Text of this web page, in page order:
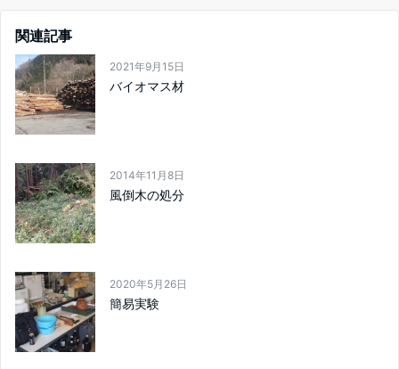
関連記事
2021年9月15日
バイオマス材
2014年11月8日
風倒木の処分
2020年5月26日
簡易実験